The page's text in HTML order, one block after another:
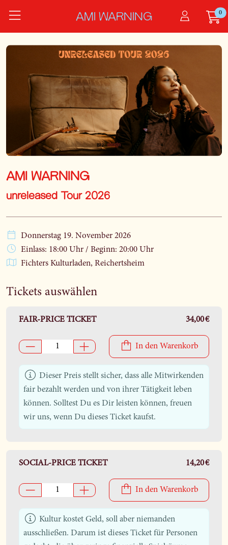
AMI WARNING 0
Startseite
AMI WARNING
unreleased Tour 2026
Donnerstag 19. November 2026
Einlass: 18:00 Uhr /Beginn: 20:00 Uhr
Fichters Kulturladen, Reichertsheim
Tickets auswählen
FAIR-PRICE TICKET 34,00 €
In den Warenkorb
Dieser Preis stellt sicher, dass alle Mitwirkenden
fair bezahlt werden und von ihrer Tätigkeit leben
können. Solltest Du es Dir leisten können, freuen
wir uns, wenn Du dieses Ticket kaufst.
SOCIAL-PRICE TICKET 14,20 €
In den Warenkorb
Kultur kostet Geld, soll aber niemanden
ausschließen. Darum ist dieses Ticket für Personen